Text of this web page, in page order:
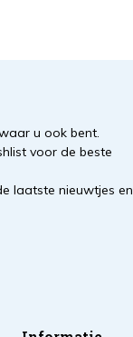
u ook bent.
voor de beste
laatste nieuwtjes en